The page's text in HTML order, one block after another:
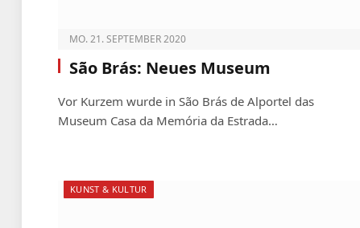
MO. 21. SEPTEMBER 2020
São Brás: Neues Museum
Vor Kurzem wurde in São Brás de Alportel das
Museum Casa da Memória da Estrada…
KUNST & KULTUR